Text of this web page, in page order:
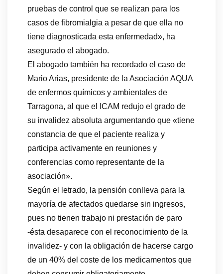
pruebas de control que se realizan para los
casos de fibromialgia a pesar de que ella no
tiene diagnosticada esta enfermedad», ha
asegurado el abogado.
El abogado también ha recordado el caso de
Mario Arias, presidente de la Asociación AQUA
de enfermos químicos y ambientales de
Tarragona, al que el ICAM redujo el grado de
su invalidez absoluta argumentando que «tiene
constancia de que el paciente realiza y
participa activamente en reuniones y
conferencias como representante de la
asociación».
Según el letrado, la pensión conlleva para la
mayoría de afectados quedarse sin ingresos,
pues no tienen trabajo ni prestación de paro
-ésta desaparece con el reconocimiento de la
invalidez- y con la obligación de hacerse cargo
de un 40% del coste de los medicamentos que